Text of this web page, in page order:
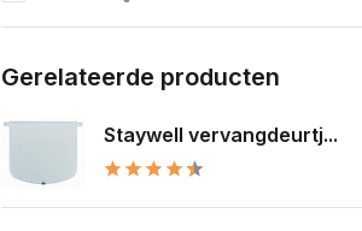
Gerelateerde producten
Staywell vervangdeurtj...